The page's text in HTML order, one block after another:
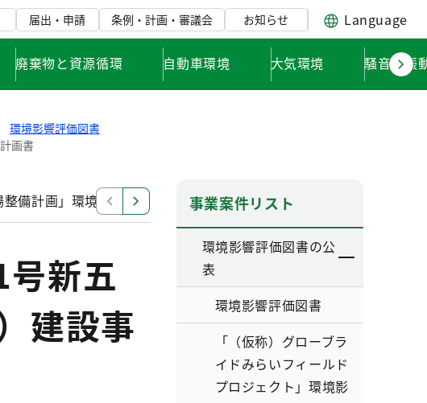
届出・申請 条例・計画・審議会 お知らせ Language
廃棄物と資源循環 自動車環境 大気環境 騒音・振
環境影響評価図書
画書
整備計画」環境影響評価調査計画書 「東日本旅客鉄道南武線（谷
号新五
建設事
事業案件リスト
環境影響評価図書の公
表
環境影響評価図書
「（仮称）グローブラ
イドみらいフィールド
プロジェクト」環境影